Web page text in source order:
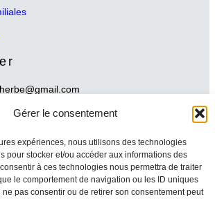
Gérer le consentement
expériences, nous utilisons des technologies
pour stocker et/ou accéder aux informations des
à ces technologies nous permettra de traiter
le comportement de navigation ou les ID uniques
ne pas consentir ou de retirer son consentement peut
réseaux